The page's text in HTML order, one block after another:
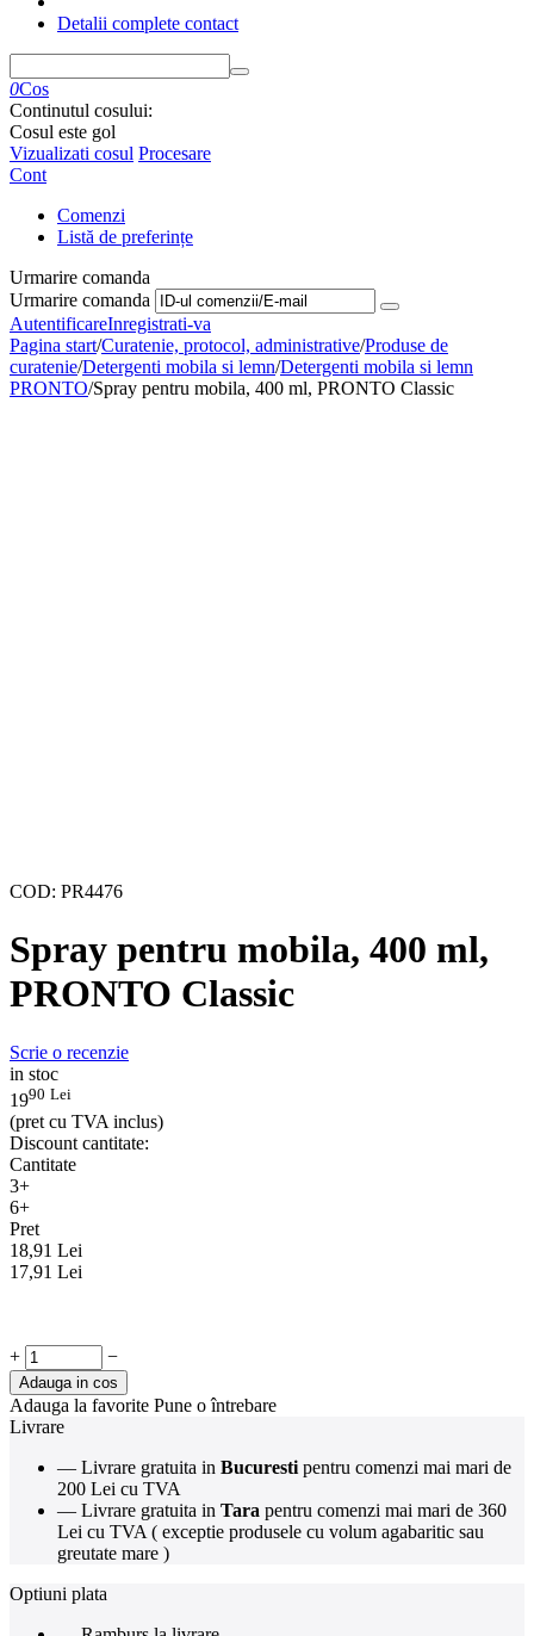
Detalii complete contact
0Cos
Continutul cosului:
Cosul este gol
Vizualizati cosul Procesare
Cont
Comenzi
Listă de preferințe
Urmarire comanda
Urmarire comanda
AutentificareInregistrati-va
Pagina start/Curatenie, protocol, administrative/Produse de
curatenie/Detergenti mobila si lemn/Detergenti mobila si lemn
PRONTO/Spray pentru mobila, 400 ml, PRONTO Classic
COD: PR4476
Spray pentru mobila, 400 ml,
PRONTO Classic
Scrie o recenzie
in stoc
1990 Lei
(pret cu TVA inclus)
Discount cantitate:
Cantitate
3+
6+
Pret
18,91 Lei
17,91 Lei
+ −
Adauga in cos
Adauga la favorite Pune o întrebare
Livrare
— Livrare gratuita in Bucuresti pentru comenzi mai mari de
200 Lei cu TVA
— Livrare gratuita in Tara pentru comenzi mai mari de 360
Lei cu TVA ( exceptie produsele cu volum agabaritic sau
greutate mare )
Optiuni plata